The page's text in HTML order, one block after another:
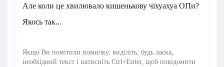
Але коли це хвилювало кишенькову чіхуахуа ОПи?
Якось так...
Якщо Ви помітили помилку, виділіть, будь ласка,
необхідний текст і натисніть Ctrl+Enter, щоб повідомити